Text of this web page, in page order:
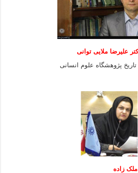
عليرضا ملايى توانی
تاريخ پژوهشگاه علوم انسانی
زاده